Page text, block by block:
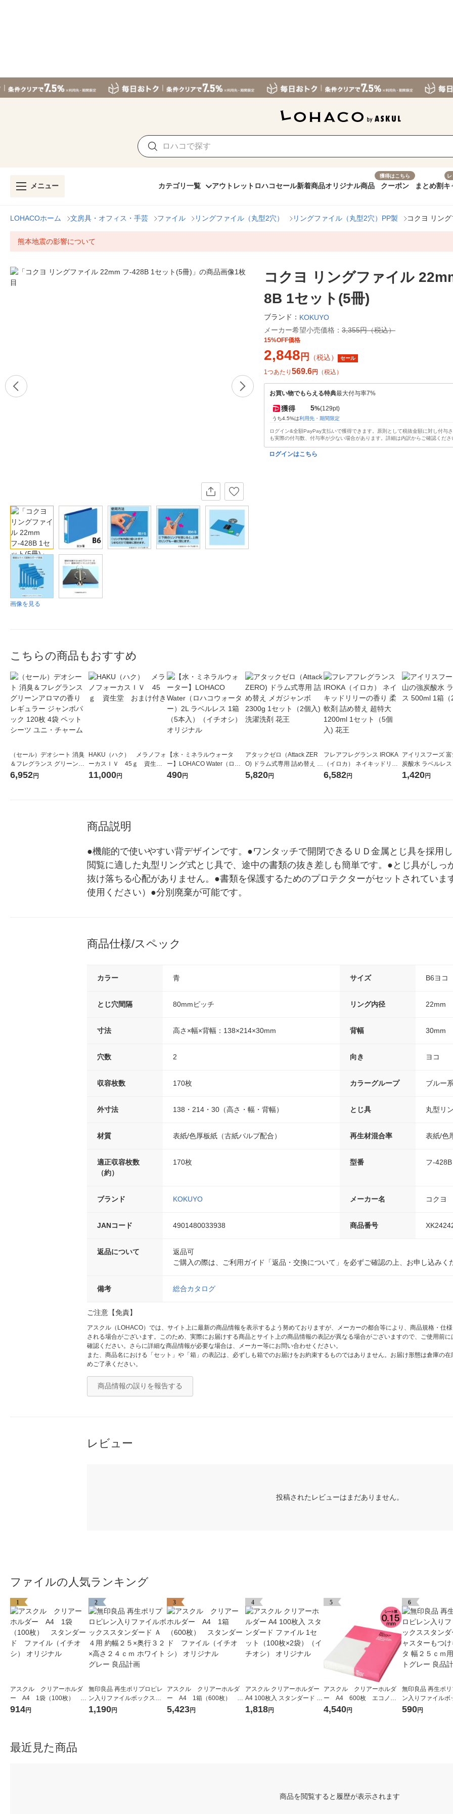
メニュー カテゴリ一覧 アウトレット ロハコセール新着商品オリジナル商品
獲得はこちら
クーポン まとめ割キ
LOHACOホーム 文房具・オフィス・手芸 ファイル リングファイル（丸型2穴） リングファイル（丸型2穴）PP製 コクヨ リン
熊本地震の影響について
画像を見る
コクヨ リングファイル
8B 1セット(5冊)
ブランド： KOKUYO
メーカー希望小売価格： 3,355円（税込）
15%OFF価格
2,848 円 （税込） セール
1つあたり 569.6円 （税込）
お買い物でもらえる特典最大付与率7%
獲得 5%(129pt)
うち4.5%は利用先・期間限定
ログイン&全額PayPay支払いで獲得できます。原則として税抜金額に対し付与
も実際の付与数、付与率が少ない場合があります。詳細は内訳からご確認くださ
ログインはこちら
こちらの商品もおすすめ
（セール）デオシート 消臭
＆フレグランス グリーンア
ロマの香り レギュラー ジャ
ンボパック 120枚 4袋 ペッ
6,952円
HAKU（ハク） メラノフォ
ーカスＩＶ 45ｇ 資生
堂 おまけ付き
11,000円
【水・ミネラルウォータ
ー】LOHACO Water（ロハ
コウォーター）2L ラベルレ
490円
アタックゼロ（Attack ZER
O) ドラム式専用 詰め替え メ
ガジャンボ 2300g 1セット
（2個入) 洗濯洗剤 花王
5,820円
フレアフレグランス IROKA
（イロカ） ネイキッドリリ
ーの香り 柔軟剤 詰め替え 超
特大 1200ml 1セット（5個
6,582円
アイリスフーズ
炭酸水 ラベルレ
箱（24本入）
1,420円
商品説明
●機能的で使いやすい背デザインです。●ワンタッチで開閉できるＵＤ金属とじ具を採用
閲覧に適した丸型リング式とじ具で、途中の書類の抜き差しも簡単です。●とじ具がしっ
抜け落ちる心配がありません。●書類を保護するためのプロテクターがセットされていま
使用ください）●分別廃棄が可能です。
商品仕様/スペック
カラー 青 サイズ B6ヨコ
とじ穴間隔 80mmピッチ リング内径 22mm
寸法 高さ×幅×背幅：138×214×30mm 背幅 30mm
穴数 2 向き ヨコ
収容枚数 170枚 カラーグループ ブルー
外寸法 138・214・30（高さ・幅・背幅） とじ具 丸型リ
材質 表紙/色厚板紙（古紙パルプ配合） 再生材混合率 表紙/色
適正収容枚数
（約）
170枚 型番 フ-428B
ブランド KOKUYO メーカー名 コクヨ
JANコード 4901480033938 商品番号
返品について
返品可
ご購入の際は、ご利用ガイド「返品・交換について」を必ずご確認の上、お申し込みく
備考 総合カタログ
ご注意【免責】
アスクル（LOHACO）では、サイト上に最新の商品情報を表示するよう努めておりますが、メーカーの都合等により、商品規格・仕
される場合がございます。このため、実際にお届けする商品とサイト上の商品情報の表記が異なる場合がございますので、ご使用前
確認ください。さらに詳細な商品情報が必要な場合は、メーカー等にお問い合わせください。
また、商品名における「セット」や「箱」の表記は、必ずしも箱でのお届けをお約束するものではありません。お届け形態は倉庫の
めご了承ください。
商品情報の誤りを報告する
レビュー
投稿されたレビューはまだありません。
ファイルの人気ランキング
1
アスクル クリアーホルダ
ー A4 1袋（100枚） ス
タンダード ファイル（イ
914円
2
無印良品 再生ポリプロピレ
ン入りファイルボックスス
タンダード Ａ４用 約幅２５
×奥行３２×高さ２４ｃｍ ホ
1,190円
3
アスクル クリアーホルダ
ー A4 1箱（600枚） ス
タンダード ファイル（イ
チオシ） オリジナル
5,423円
4
アスクル クリアーホルダー
A4 100枚入 スタンダード フ
ァイル 1セット（100枚×2
袋）（イチオシ） オリジナ
1,818円
5
アスクル クリアーホルダ
ー A4 600枚 エコノミ
ースリム ファイル オリジ
ナル
4,540円
6
無印良品 再生ポ
ン入りファイルボ
タンダード用キャ
590円
最近見た商品
商品を閲覧すると履歴が表示されます